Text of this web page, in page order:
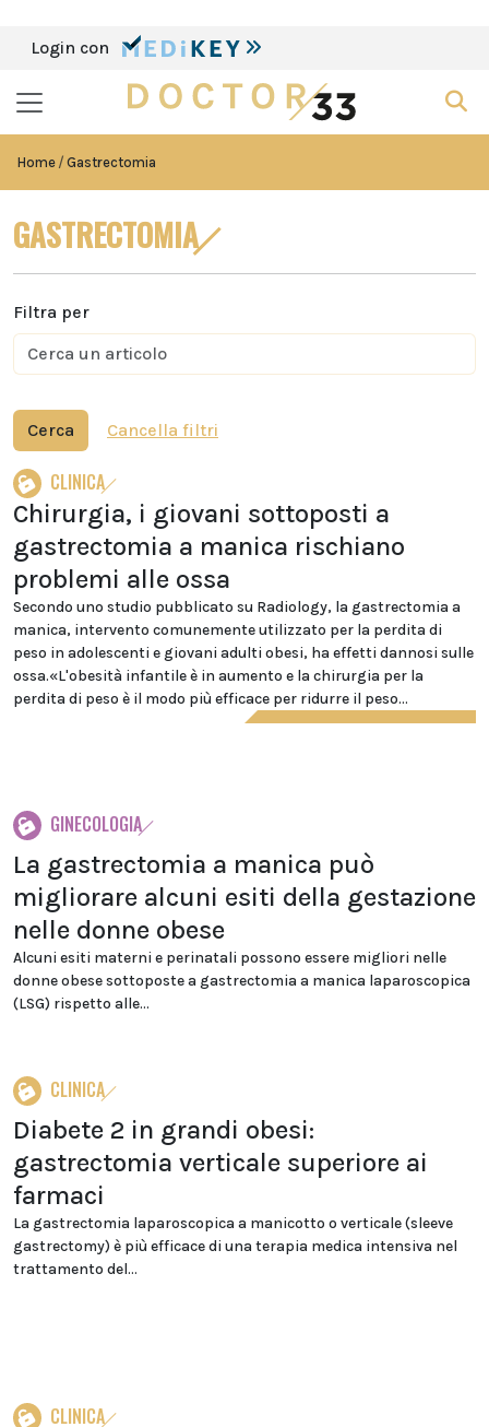
Login con
Home Gastrectomia
GASTRECTOMIA
Filtra per
Cerca Cancella filtri
CLINICA
Chirurgia, i giovani sottoposti a
gastrectomia a manica rischiano
problemi alle ossa
Secondo uno studio pubblicato su Radiology, la gastrectomia a
manica, intervento comunemente utilizzato per la perdita di
peso in adolescenti e giovani adulti obesi, ha effetti dannosi sulle
ossa.«L'obesità infantile è in aumento e la chirurgia per la
perdita di peso è il modo più efficace per ridurre il peso...
GINECOLOGIA
La gastrectomia a manica può
migliorare alcuni esiti della gestazione
nelle donne obese
Alcuni esiti materni e perinatali possono essere migliori nelle
donne obese sottoposte a gastrectomia a manica laparoscopica
(LSG) rispetto alle...
CLINICA
Diabete 2 in grandi obesi:
gastrectomia verticale superiore ai
farmaci
La gastrectomia laparoscopica a manicotto o verticale (sleeve
gastrectomy) è più efficace di una terapia medica intensiva nel
trattamento del...
CLINICA